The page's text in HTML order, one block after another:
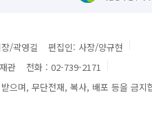
/곽영길
편집인: 사장/양규현
관
전화 : 02-739-2171
으며, 무단전재, 복사, 배포 등을 금지